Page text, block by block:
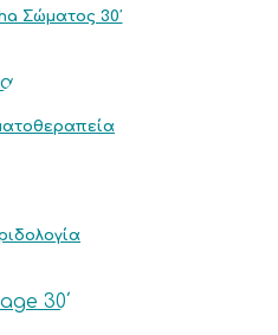
Σώματος 30′